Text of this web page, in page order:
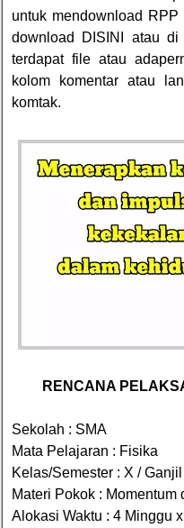
untuk mendownload
download DISINI
atau di
terdapat file atau
kolom komentar atau
komtak.
RENCANA
Sekolah : SMA
Mata Pelajaran : Fisika
Kelas/Semester : X / Ganjil
Materi Pokok : Momentum
Alokasi Waktu : 4 Minggu